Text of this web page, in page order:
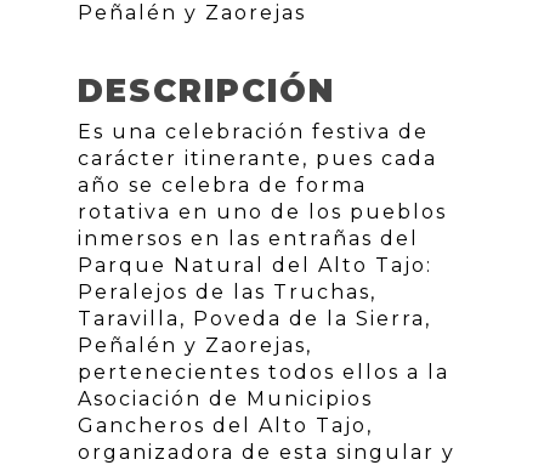
Peñalén y Zaorejas
DESCRIPCIÓN
Es una celebración festiva de
carácter itinerante, pues cada
año se celebra de forma
rotativa en uno de los pueblos
inmersos en las entrañas del
Parque Natural del Alto Tajo:
Peralejos de las Truchas,
Taravilla, Poveda de la Sierra,
Peñalén y Zaorejas,
pertenecientes todos ellos a la
Asociación de Municipios
Gancheros del Alto Tajo,
organizadora de esta singular y